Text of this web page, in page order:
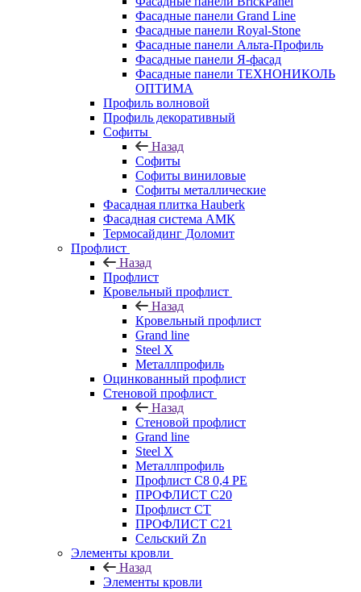
Фасадные панели Grand Line
Фасадные панели Royal-Stone
Фасадные панели Альта-Профиль
Фасадные панели Я-фасад
Фасадные панели ТЕХНОНИКОЛЬ
ОПТИМА
Профиль волновой
Профиль декоративный
Софиты
Назад
Софиты
Софиты виниловые
Софиты металлические
Фасадная плитка Hauberk
Фасадная система АМК
Термосайдинг Доломит
Профлист
Назад
Профлист
Кровельный профлист
Назад
Кровельный профлист
Grand line
Steel X
Металлпрофиль
Оцинкованный профлист
Стеновой профлист
Назад
Стеновой профлист
Grand line
Steel X
Металлпрофиль
Профлист С8 0,4 РЕ
ПРОФЛИСТ С20
Профлист СТ
ПРОФЛИСТ С21
Сельский Zn
Элементы кровли
Назад
Элементы кровли